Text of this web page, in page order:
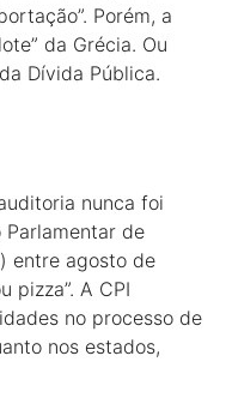
Porém, a
da Grécia. Ou
Dívida Pública.
nunca foi
Parlamentar de
entre agosto de
pizza”. A CPI
no processo de
nos estados,